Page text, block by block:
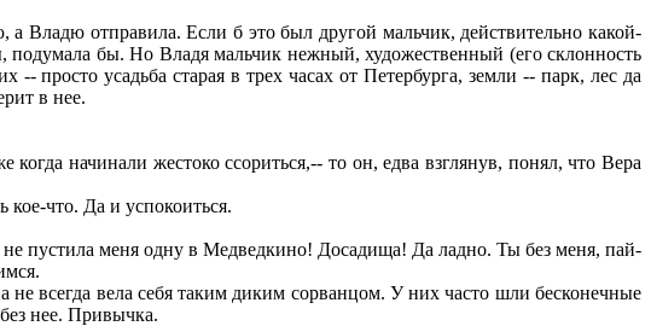
Владю отправила. Если б это был другой мальчик, действительно какой-
подумала бы. Но Владя мальчик нежный, художественный (его склонность
просто усадьба старая в трех часах от Петербурга, земли -- парк, лес да
в нее.
начинали жестоко ссориться,-- то он, едва взглянув, понял, что Вера
что. Да и успокоиться.
пустила меня одну в Медведкино! Досадища! Да ладно. Ты без меня, пай-
всегда вела себя таким диким сорванцом. У них часто шли бесконечные
нее. Привычка.